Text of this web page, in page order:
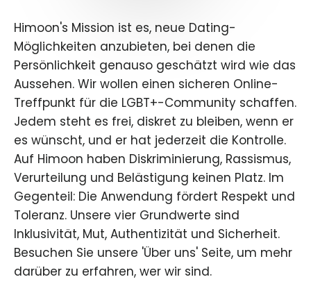
Himoon's Mission ist es, neue Dating-
Möglichkeiten anzubieten, bei denen die
Persönlichkeit genauso geschätzt wird wie das
Aussehen. Wir wollen einen sicheren Online-
Treffpunkt für die LGBT+-Community schaffen.
Jedem steht es frei, diskret zu bleiben, wenn er
es wünscht, und er hat jederzeit die Kontrolle.
Auf Himoon haben Diskriminierung, Rassismus,
Verurteilung und Belästigung keinen Platz. Im
Gegenteil: Die Anwendung fördert Respekt und
Toleranz. Unsere vier Grundwerte sind
Inklusivität, Mut, Authentizität und Sicherheit.
Besuchen Sie unsere 'Über uns' Seite, um mehr
darüber zu erfahren, wer wir sind.